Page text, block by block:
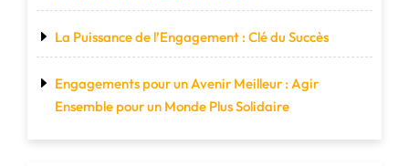
La Puissance de l’Engagement : Clé du Succès
Engagements pour un Avenir Meilleur : Agir
Ensemble pour un Monde Plus Solidaire